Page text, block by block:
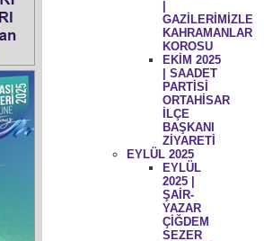
GAZİLERİMİZLE
KAHRAMANLAR
KOROSU
EKİM 2025
| SAADET
PARTİSİ
ORTAHİSAR
İLÇE
BAŞKANI
ZİYARETİ
EYLÜL 2025
EYLÜL
2025 |
ŞAİR-
YAZAR
ÇİĞDEM
SEZER